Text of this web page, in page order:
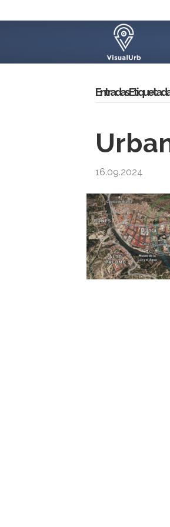
Entradas Etiquetadas
16.09.2024